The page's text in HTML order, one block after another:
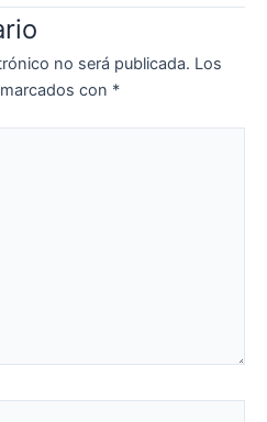
no será publicada. Los
con *